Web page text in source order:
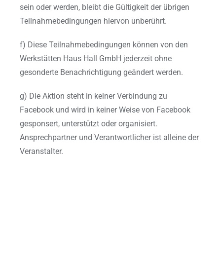
sein oder werden, bleibt die Gültigkeit der übrigen
Teilnahmebedingungen hiervon unberührt.
f) Diese Teilnahmebedingungen können von den
Werkstätten Haus Hall GmbH jederzeit ohne
gesonderte Benachrichtigung geändert werden.
g) Die Aktion steht in keiner Verbindung zu
Facebook und wird in keiner Weise von Facebook
gesponsert, unterstützt oder organisiert.
Ansprechpartner und Verantwortlicher ist alleine der
Veranstalter.